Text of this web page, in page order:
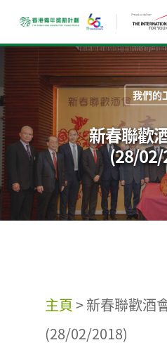
我們的
新春聯歡
(28/
主頁>新春聯歡酒
(28/02/2018)